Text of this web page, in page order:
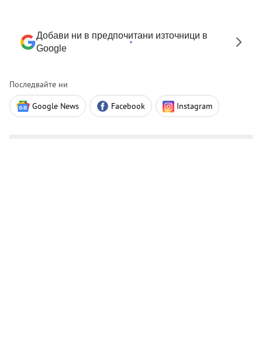
Добави ни в предпочитани източници в
Google
Последвайте ни
Google News Facebook Instagram